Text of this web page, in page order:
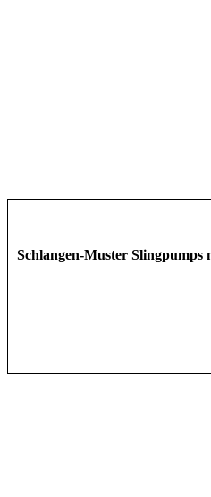
Schlangen-Muster Slingpumps